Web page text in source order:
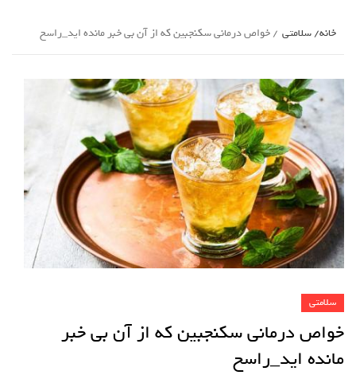
خانه سلامتی خواص درمانی سکنجبین که از آن بی خبر مانده اید_راسخ
سلامتی
خواص درمانی سکنجبین که از آن بی خبر
مانده اید_راسخ